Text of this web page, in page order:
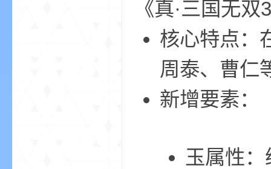
《真·三国无
核心特点：
周泰、曹仁
新增要素：
玉属性